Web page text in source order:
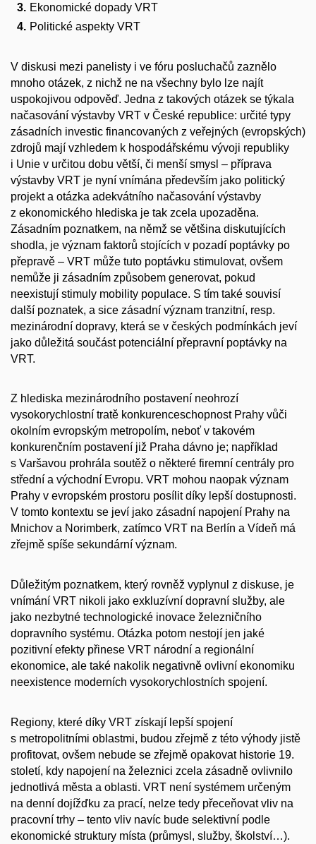
Ekonomické dopady VRT
Politické aspekty VRT
V diskusi mezi panelisty i ve fóru posluchačů zaznělo
mnoho otázek, z nichž ne na všechny bylo lze najít
uspokojivou odpověď. Jedna z takových otázek se týkala
načasování výstavby VRT v České republice: určité typy
zásadních investic financovaných z veřejných (evropských)
zdrojů mají vzhledem k hospodářskému vývoji republiky
i Unie v určitou dobu větší, či menší smysl – příprava
výstavby VRT je nyní vnímána především jako politický
projekt a otázka adekvátního načasování výstavby
z ekonomického hlediska je tak zcela upozaděna.
Zásadním poznatkem, na němž se většina diskutujících
shodla, je význam faktorů stojících v pozadí poptávky po
přepravě – VRT může tuto poptávku stimulovat, ovšem
nemůže ji zásadním způsobem generovat, pokud
neexistují stimuly mobility populace. S tím také souvisí
další poznatek, a sice zásadní význam tranzitní, resp.
mezinárodní dopravy, která se v českých podmínkách jeví
jako důležitá součást potenciální přepravní poptávky na
VRT.
Z hlediska mezinárodního postavení neohrozí
vysokorychlostní tratě konkurenceschopnost Prahy vůči
okolním evropským metropolím, neboť v takovém
konkurenčním postavení již Praha dávno je; například
s Varšavou prohrála soutěž o některé firemní centrály pro
střední a východní Evropu. VRT mohou naopak význam
Prahy v evropském prostoru posílit díky lepší dostupnosti.
V tomto kontextu se jeví jako zásadní napojení Prahy na
Mnichov a Norimberk, zatímco VRT na Berlín a Vídeň má
zřejmě spíše sekundární význam.
Důležitým poznatkem, který rovněž vyplynul z diskuse, je
vnímání VRT nikoli jako exkluzívní dopravní služby, ale
jako nezbytné technologické inovace železničního
dopravního systému. Otázka potom nestojí jen jaké
pozitivní efekty přinese VRT národní a regionální
ekonomice, ale také nakolik negativně ovlivní ekonomiku
neexistence moderních vysokorychlostních spojení.
Regiony, které díky VRT získají lepší spojení
s metropolitními oblastmi, budou zřejmě z této výhody jistě
profitovat, ovšem nebude se zřejmě opakovat historie 19.
století, kdy napojení na železnici zcela zásadně ovlivnilo
jednotlivá města a oblasti. VRT není systémem určeným
na denní dojížďku za prací, nelze tedy přeceňovat vliv na
pracovní trhy – tento vliv navíc bude selektivní podle
ekonomické struktury místa (průmysl, služby, školství…).